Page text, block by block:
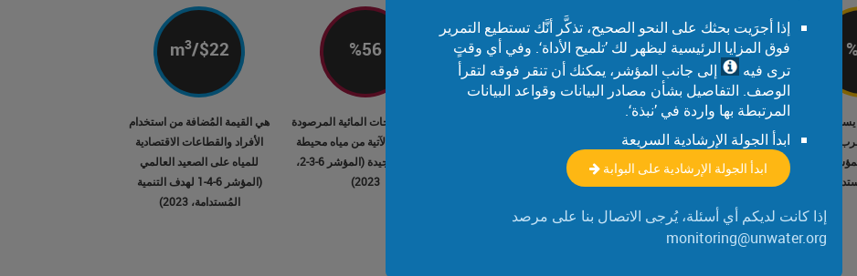
%
من
التي تُدار
2024)
%71
من السكان الذين يستفيدون من
مرافق غسل اليدين بالصابون
1 (ب) لهدف التنمية
%56
لهدف التنمية المُستدامة، 2024)
%56
من المُسطحات المائية المرصودة
في العالم الآتية من مياه محيطة
ذات نوعية جيدة (المؤشر 6-3-2،
2023)
m3/$22
هي القيمة المُضافة من استخدام
الأفراد والقطاعات الاقتصادية
للمياه على الصعيد العالمي
(المؤشر 6-4-1 لهدف التنمية
المُستدامة، 2023)
إذا أجرَيت بحثك على النحو الصحيح، تذكَّر أنَّك تستطيع التمرير
فوق المزايا الرئيسية ليظهر لك ’تلميح الأداة‘. وفي أي وقتٍ
ترى فيه
إلى جانب المؤشر، يمكنك أن تنقر فوقه لتقرأ
الوصف. التفاصيل بشأن مصادر البيانات وقواعد البيانات
المرتبطة بها واردة في ’نبذة‘.
ابدأ الجولة الإرشادية السريعة
ابدأ الجولة الإرشادية على البوابة
إذا كانت لديكم أي أسئلة، يُرجى الاتصال بنا على مرصد
monitoring@unwater.org